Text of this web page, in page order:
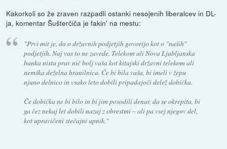
Kakorkoli so že zraven razpadli ostanki nesojenih liberalcev in DL-
ja, komentar Šušterčiča je fakin' na mestu:
"Prvi mit je, da o državnih podjetjih govorijo kot o "naših"
podjetjih. Naj vas to ne zavede. Telekom ali Nova Ljubljanska
banka nista prav nič bolj vaša kot kitajski državni telekom ali
nemška deželna hranilnica. Če bi bila vaša, bi imeli v žepu
njuno delnico in vsako leto dobili pripadajoči delež dobička.
Če dobička ne bi bilo in bi jim posodili denar, da se okrepita, bi
ga čez nekaj let dobili nazaj z obrestmi – ali pa vsej njegov del,
kot upravičeni stečajni upnik."